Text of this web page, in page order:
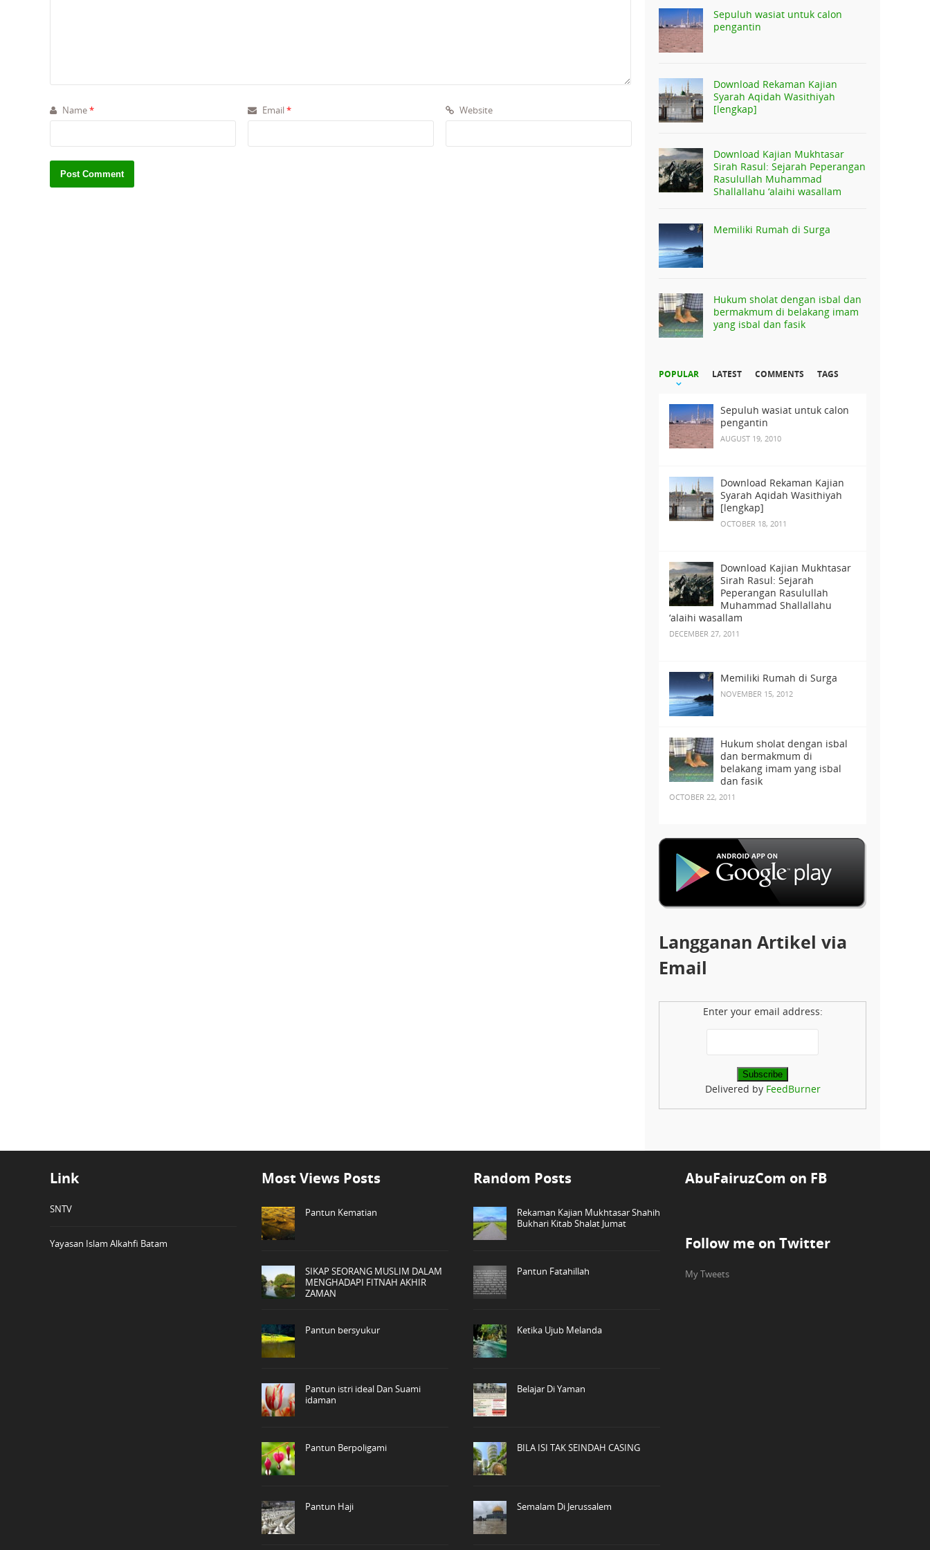
Name* Email * Website
Sepuluh wasiat untuk calon
pengantin
Download Rekaman Kajian
Syarah Aqidah Wasithiyah
[lengkap]
Download Kajian Mukhtasar
Sirah Rasul: Sejarah Peperangan
Rasulullah Muhammad
Shallallahu ‘alaihi wasallam
Memiliki Rumah di Surga
Hukum sholat dengan isbal dan
bermakmum di belakang imam
yang isbal dan fasik
POPULAR LATEST COMMENTS TAGS
Sepuluh wasiat untuk calon
pengantin
AUGUST 19, 2010
Download Rekaman Kajian
Syarah Aqidah Wasithiyah
[lengkap]
OCTOBER 18, 2011
Download Kajian Mukhtasar
Sirah Rasul: Sejarah
Peperangan Rasulullah
Muhammad Shallallahu
‘alaihi wasallam
DECEMBER 27, 2011
Memiliki Rumah di Surga
NOVEMBER 15, 2012
Hukum sholat dengan isbal
dan bermakmum di
belakang imam yang isbal
dan fasik
OCTOBER 22, 2011
Langganan Artikel via
Email
Enter your email address:
Delivered by FeedBurner
Link
SNTV
Yayasan Islam Alkahfi Batam
Most Views Posts
Pantun Kematian
SIKAP SEORANG MUSLIM DALAM
MENGHADAPI FITNAH AKHIR
ZAMAN
Pantun bersyukur
Pantun istri ideal Dan Suami
idaman
Pantun Berpoligami
Pantun Haji
Random Posts
Rekaman Kajian Mukhtasar Shahih
Bukhari Kitab Shalat Jumat
Pantun Fatahillah
Ketika Ujub Melanda
Belajar Di Yaman
BILA ISI TAK SEINDAH CASING
Semalam Di Jerussalem
AbuFairuzCom on FB
Follow me on Twitter
My Tweets